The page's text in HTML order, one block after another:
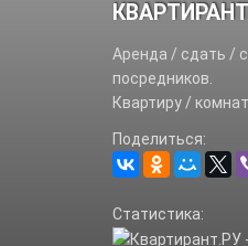
Аренда / сдать /
посредников.
Квартиру /
Поделиться:
Статистика: